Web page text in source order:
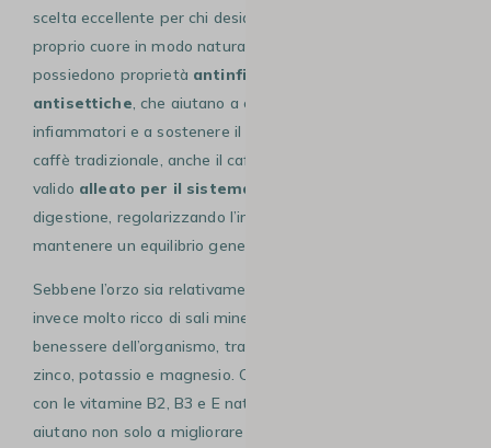
scelta eccellente per chi desidera prendersi cura del
proprio cuore in modo naturale. Inoltre, i chicchi d’orzo
possiedono proprietà antinfiammatorie e
antisettiche, che aiutano a combattere piccoli stati
infiammatori e a sostenere il sistema immunitario. Come il
caffè tradizionale, anche il caffè d’orzo può essere un
valido alleato per il sistema digestivo
digestione, regolarizzando l’intestino e contribuendo a
mantenere un equilibrio generale dell’apparato digerente.
Sebbene l’orzo sia relativamente povero di proteine, è
invece molto ricco di sali minerali fondamentali per il
benessere dell’organismo, tra cui ferro, fosforo, calcio,
zinco, potassio e magnesio. Questi minerali, combinati
con le vitamine B2, B3 e E naturalmente presenti nell’orzo,
aiutano non solo a migliorare la digestione, ma anche a